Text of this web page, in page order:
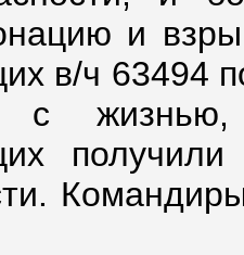
и
в/ч 63494
с